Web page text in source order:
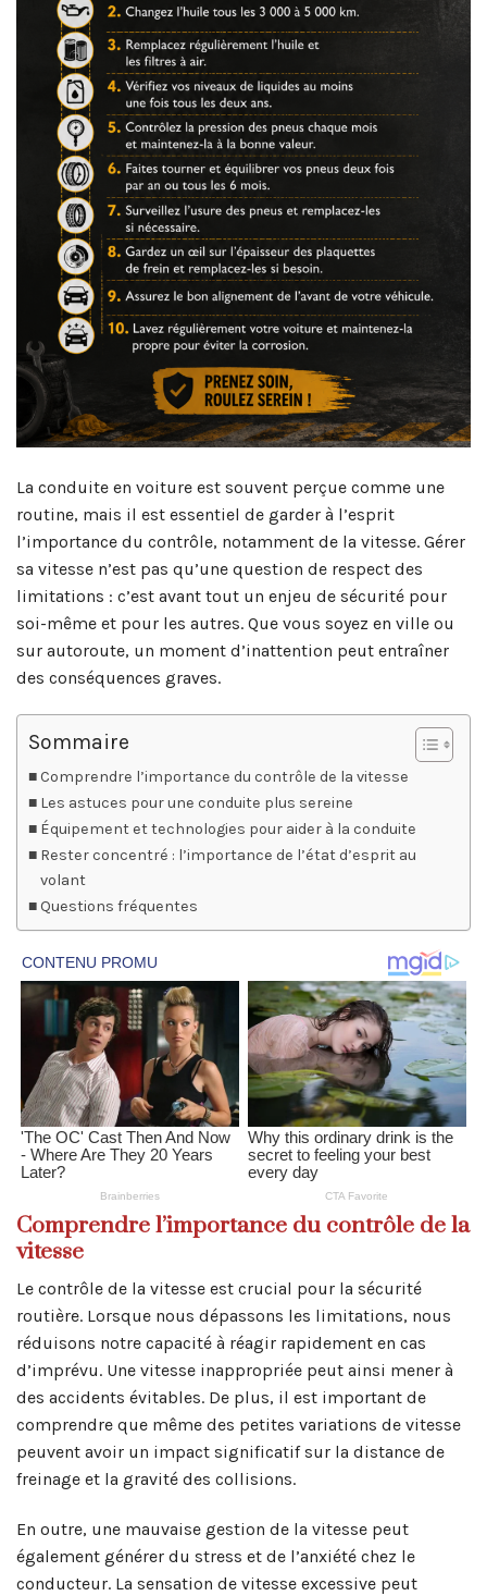
La conduite en voiture est souvent perçue comme une
routine, mais il est essentiel de garder à l’esprit
l’importance du contrôle, notamment de la vitesse. Gérer
sa vitesse n’est pas qu’une question de respect des
limitations : c’est avant tout un enjeu de sécurité pour
soi-même et pour les autres. Que vous soyez en ville ou
sur autoroute, un moment d’inattention peut entraîner
des conséquences graves.
Sommaire
Comprendre l’importance du contrôle de la vitesse
Les astuces pour une conduite plus sereine
Équipement et technologies pour aider à la conduite
Rester concentré : l’importance de l’état d’esprit au
volant
Questions fréquentes
Comprendre l’importance du contrôle de la
vitesse
Le contrôle de la vitesse est crucial pour la sécurité
routière. Lorsque nous dépassons les limitations, nous
réduisons notre capacité à réagir rapidement en cas
d’imprévu. Une vitesse inappropriée peut ainsi mener à
des accidents évitables. De plus, il est important de
comprendre que même des petites variations de vitesse
peuvent avoir un impact significatif sur la distance de
freinage et la gravité des collisions.
En outre, une mauvaise gestion de la vitesse peut
également générer du stress et de l’anxiété chez le
conducteur. La sensation de vitesse excessive peut